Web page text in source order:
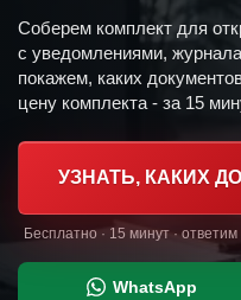
Соберем комплект для
с уведомлениями,
покажем, каких
цену комплекта - за 15
УЗНАТЬ, КАКИХ
Бесплатно · 15 минут ·
WhatsApp